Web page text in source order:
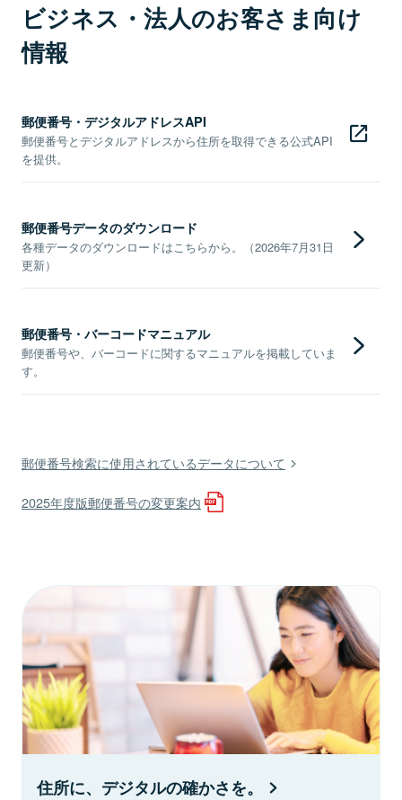
ビジネス・法人のお客さま向け
情報
郵便番号・デジタルアドレスAPI
郵便番号とデジタルアドレスから住所を取得できる公式API
を提供。
郵便番号データのダウンロード
各種データのダウンロードはこちらから。（2026年7月31日
更新）
郵便番号・バーコードマニュアル
郵便番号や、バーコードに関するマニュアルを掲載していま
す。
郵便番号検索に使用されているデータについて
2025年度版郵便番号の変更案内
住所に、デジタルの確かさを。